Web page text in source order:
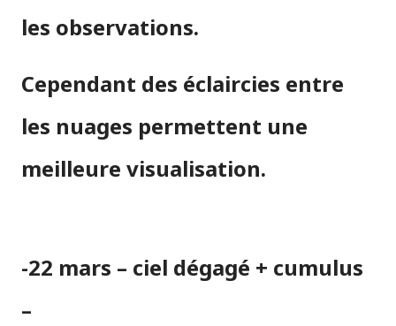
les observations.
Cependant des éclaircies entre
les nuages permettent une
meilleure visualisation.
-22 mars – ciel dégagé + cumulus
–